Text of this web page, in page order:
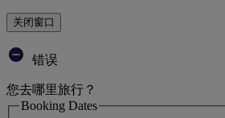
关闭窗口
错误
您去哪里旅行？
Booking Dates